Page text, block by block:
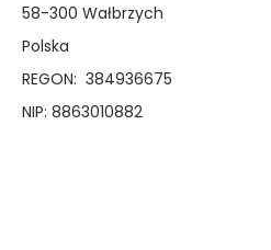
58-300 Wałbrzych
Polska
REGON: 384936675
NIP: 8863010882